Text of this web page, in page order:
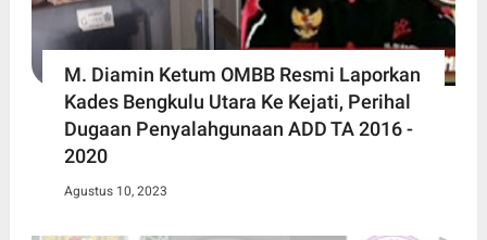
M. Diamin Ketum OMBB Resmi Laporkan
Kades Bengkulu Utara Ke Kejati, Perihal
Dugaan Penyalahgunaan ADD TA 2016 -
2020
Agustus 10, 2023